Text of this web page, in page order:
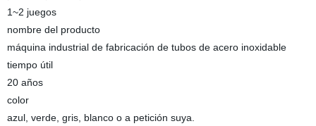
1~2 juegos
nombre del producto
máquina industrial de fabricación de tubos de acero inoxidable
tiempo útil
20 años
color
azul, verde, gris, blanco o a petición suya.